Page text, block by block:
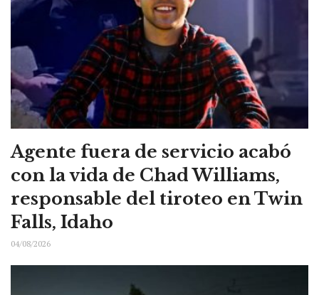
Agente fuera de servicio acabó
con la vida de Chad Williams,
responsable del tiroteo en Twin
Falls, Idaho
04/08/2026